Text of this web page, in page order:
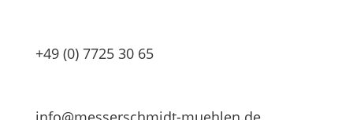
+49 (0) 7725 30 65